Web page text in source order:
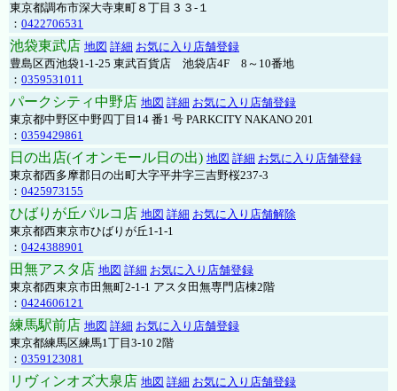
東京都調布市深大寺東町８丁目３３-１
： 0422706531
池袋東武店 地図 詳細 お気に入り店舗登録
豊島区西池袋1-1-25 東武百貨店 池袋店4F 8～10番地
： 0359531011
パークシティ中野店 地図 詳細 お気に入り店舗登録
東京都中野区中野四丁目14 番1 号 PARKCITY NAKANO 201
： 0359429861
日の出店(イオンモール日の出) 地図 詳細 お気に入り店舗登録
東京都西多摩郡日の出町大字平井字三吉野桜237-3
： 0425973155
ひばりが丘パルコ店 地図 詳細 お気に入り店舗解除
東京都西東京市ひばりが丘1-1-1
： 0424388901
田無アスタ店 地図 詳細 お気に入り店舗登録
東京都西東京市田無町2-1-1 アスタ田無専門店棟2階
： 0424606121
練馬駅前店 地図 詳細 お気に入り店舗登録
東京都練馬区練馬1丁目3-10 2階
： 0359123081
リヴィンオズ大泉店 地図 詳細 お気に入り店舗登録